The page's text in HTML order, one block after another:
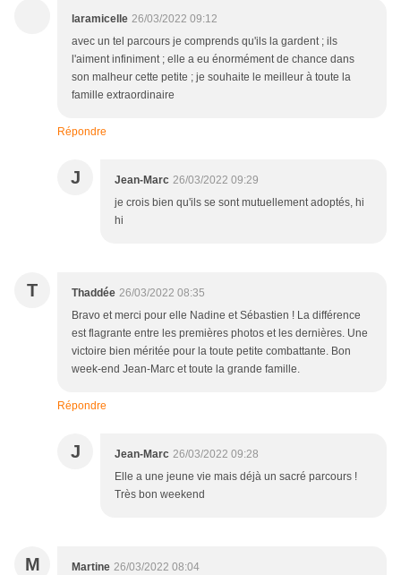
laramicelle 26/03/2022 09:12
avec un tel parcours je comprends qu'ils la gardent ; ils
l'aiment infiniment ; elle a eu énormément de chance dans
son malheur cette petite ; je souhaite le meilleur à toute la
famille extraordinaire
Répondre
J Jean-Marc 26/03/2022 09:29
je crois bien qu'ils se sont mutuellement adoptés, hi
hi
T Thaddée 26/03/2022 08:35
Bravo et merci pour elle Nadine et Sébastien ! La différence
est flagrante entre les premières photos et les dernières. Une
victoire bien méritée pour la toute petite combattante. Bon
week-end Jean-Marc et toute la grande famille.
Répondre
J Jean-Marc 26/03/2022 09:28
Elle a une jeune vie mais déjà un sacré parcours !
Très bon weekend
M Martine 26/03/2022 08:04